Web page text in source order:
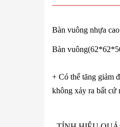
Bàn vuông nhựa
Bàn
+ Có thể tăng giảm
không xảy ra bất cứ